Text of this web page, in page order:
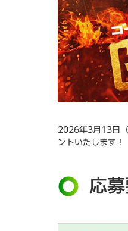
©野
2026年3月13日
ントいたします！
応